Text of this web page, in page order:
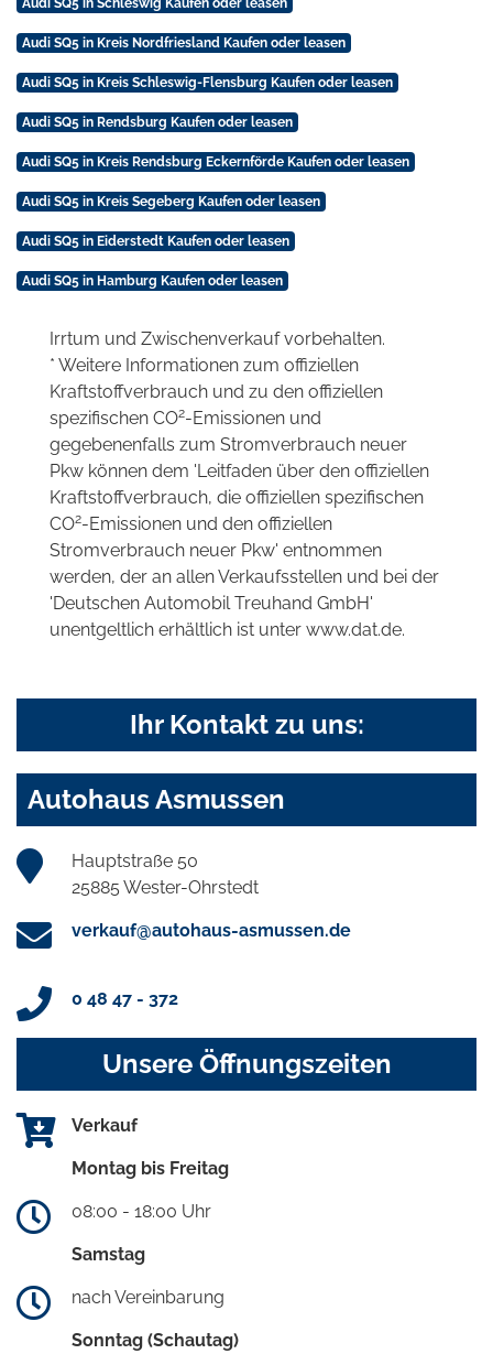
Audi SQ5 in Schleswig Kaufen oder leasen
Audi SQ5 in Kreis Nordfriesland Kaufen oder leasen
Audi SQ5 in Kreis Schleswig-Flensburg Kaufen oder leasen
Audi SQ5 in Rendsburg Kaufen oder leasen
Audi SQ5 in Kreis Rendsburg Eckernförde Kaufen oder leasen
Audi SQ5 in Kreis Segeberg Kaufen oder leasen
Audi SQ5 in Eiderstedt Kaufen oder leasen
Audi SQ5 in Hamburg Kaufen oder leasen
Irrtum und Zwischenverkauf vorbehalten.
* Weitere Informationen zum offiziellen
Kraftstoffverbrauch und zu den offiziellen
spezifischen CO2-Emissionen und
gegebenenfalls zum Stromverbrauch neuer
Pkw können dem 'Leitfaden über den offiziellen
Kraftstoffverbrauch, die offiziellen spezifischen
CO2-Emissionen und den offiziellen
Stromverbrauch neuer Pkw' entnommen
werden, der an allen Verkaufsstellen und bei der
'Deutschen Automobil Treuhand GmbH'
unentgeltlich erhältlich ist unter www.dat.de.
Ihr Kontakt zu uns:
Autohaus Asmussen
Hauptstraße 50
25885 Wester-Ohrstedt
verkauf@autohaus-asmussen.de
0 48 47 - 372
Unsere Öffnungszeiten
Verkauf
Montag bis Freitag
08:00 - 18:00 Uhr
Samstag
nach Vereinbarung
Sonntag (Schautag)